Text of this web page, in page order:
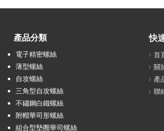
產品分類
電子精密螺絲
薄型螺絲
自攻螺絲
三角型自攻螺絲
不鏽鋼白鐵螺絲
附帽華司形螺絲
組合型墊圈華司螺絲
快
首
關
產
聯